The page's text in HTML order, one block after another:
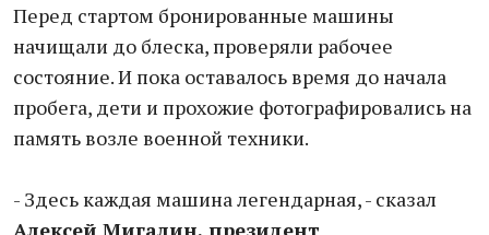
Перед стартом бронированные машины
начищали до блеска, проверяли рабочее
состояние. И пока оставалось время до начала
пробега, дети и прохожие фотографировались на
память возле военной техники.
- Здесь каждая машина легендарная, - сказал
Алексей Мигалин, президент